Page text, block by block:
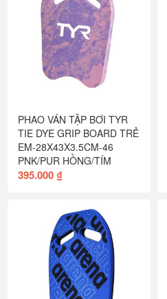
PHAO VÁN TẬP BƠI TYR
TIE DYE GRIP BOARD TRẺ
EM-28X43X3.5CM-46
PNK/PUR HỒNG/TÍM
395.000 ₫